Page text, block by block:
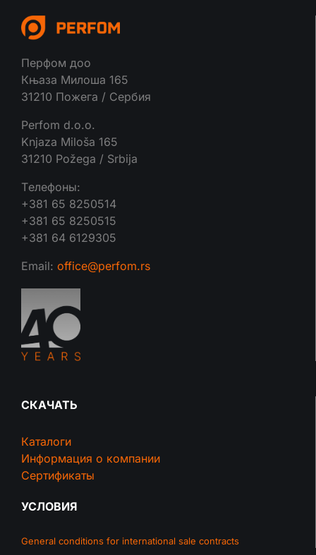
Перфом доо
Књаза Милоша 165
31210 Пожега / Сербия
Perfom d.o.o.
Knjaza Miloša 165
31210 Požega / Srbija
Tелефоны:
+381 65 8250514
+381 65 8250515
+381 64 6129305
Email: office@perfom.rs
СКАЧАТЬ
Каталоги
Информация о компании
Сертификаты
УСЛОВИЯ
General conditions for international sale contracts